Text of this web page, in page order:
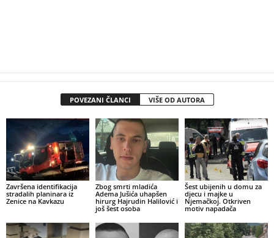
POVEZANI ČLANCI VIŠE OD AUTORA
Završena identifikacija
stradalih planinara iz
Zenice na Kavkazu
Zbog smrti mladića
Adema Jušića uhapšen
hirurg Hajrudin Halilović i
još šest osoba
Šest ubijenih u domu za
djecu i majke u
Njemačkoj. Otkriven
motiv napadača